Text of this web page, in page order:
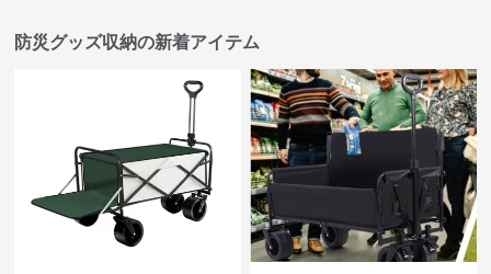
防災グッズ収納の新着アイテム